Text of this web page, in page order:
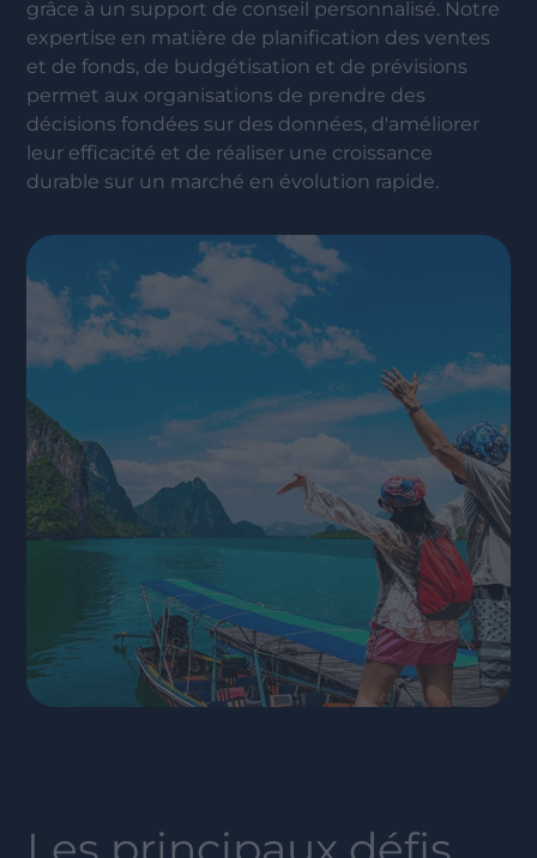
grâce à un support de conseil personnalisé. Notre
expertise en matière de planification des ventes
et de fonds, de budgétisation et de prévisions
permet aux organisations de prendre des
décisions fondées sur des données, d'améliorer
leur efficacité et de réaliser une croissance
durable sur un marché en évolution rapide.